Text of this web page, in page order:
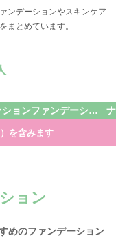
ンデーションやスキンケア
まとめています。
50代のクッションファンデーション
を含みます
ョン
めのファンデーション